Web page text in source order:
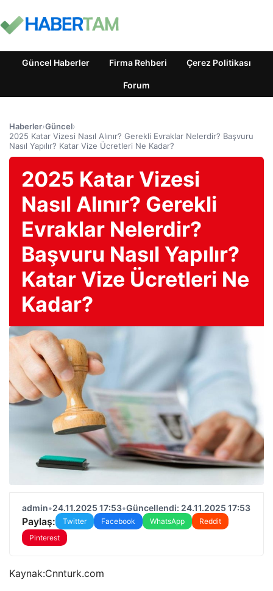
Güncel Haberler Firma Rehberi Çerez Politikası
Forum
Haberler›Güncel›
2025 Katar Vizesi Nasıl Alınır? Gerekli Evraklar Nelerdir? Başvuru
Nasıl Yapılır? Katar Vize Ücretleri Ne Kadar?
2025 Katar Vizesi
Nasıl Alınır? Gerekli
Evraklar Nelerdir?
Başvuru Nasıl Yapılır?
Katar Vize Ücretleri Ne
Kadar?
admin•24.11.2025 17:53•Güncellendi: 24.11.2025 17:53
Paylaş: Twitter Facebook WhatsApp
Reddit
Pinterest
Kaynak:Cnnturk.com